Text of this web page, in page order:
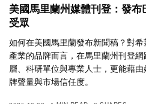
美國馬里蘭州媒體刊登：發
受眾
如何在美國馬里蘭發布新聞稿？對
產業的品牌而言，在馬里蘭州刊登
層、科研單位與專業人士，更能藉
牌聲量與市場信任度。